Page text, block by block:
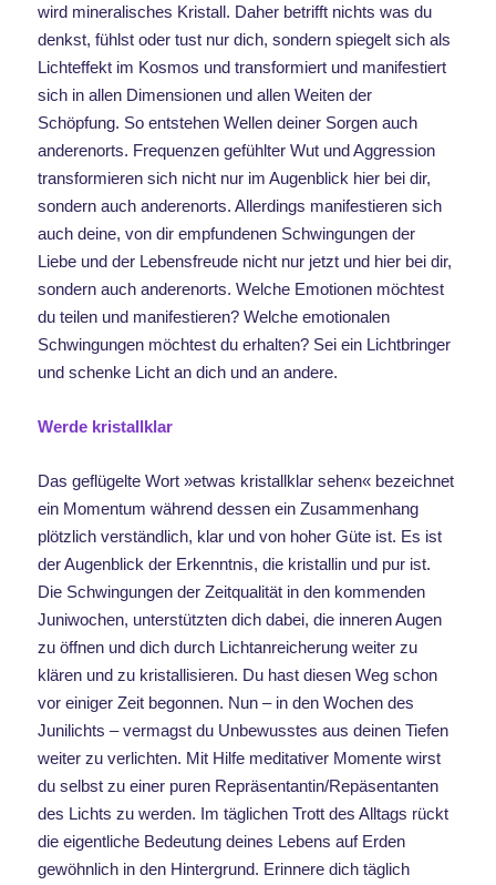
wird mineralisches Kristall. Daher betrifft nichts was du
denkst, fühlst oder tust nur dich, sondern spiegelt sich als
Lichteffekt im Kosmos und transformiert und manifestiert
sich in allen Dimensionen und allen Weiten der
Schöpfung. So entstehen Wellen deiner Sorgen auch
anderenorts. Frequenzen gefühlter Wut und Aggression
transformieren sich nicht nur im Augenblick hier bei dir,
sondern auch anderenorts. Allerdings manifestieren sich
auch deine, von dir empfundenen Schwingungen der
Liebe und der Lebensfreude nicht nur jetzt und hier bei dir,
sondern auch anderenorts. Welche Emotionen möchtest
du teilen und manifestieren? Welche emotionalen
Schwingungen möchtest du erhalten? Sei ein Lichtbringer
und schenke Licht an dich und an andere.
Werde kristallklar
Das geflügelte Wort »etwas kristallklar sehen« bezeichnet
ein Momentum während dessen ein Zusammenhang
plötzlich verständlich, klar und von hoher Güte ist. Es ist
der Augenblick der Erkenntnis, die kristallin und pur ist.
Die Schwingungen der Zeitqualität in den kommenden
Juniwochen, unterstützten dich dabei, die inneren Augen
zu öffnen und dich durch Lichtanreicherung weiter zu
klären und zu kristallisieren. Du hast diesen Weg schon
vor einiger Zeit begonnen. Nun – in den Wochen des
Junilichts – vermagst du Unbewusstes aus deinen Tiefen
weiter zu verlichten. Mit Hilfe meditativer Momente wirst
du selbst zu einer puren Repräsentantin/Repäsentanten
des Lichts zu werden. Im täglichen Trott des Alltags rückt
die eigentliche Bedeutung deines Lebens auf Erden
gewöhnlich in den Hintergrund. Erinnere dich täglich